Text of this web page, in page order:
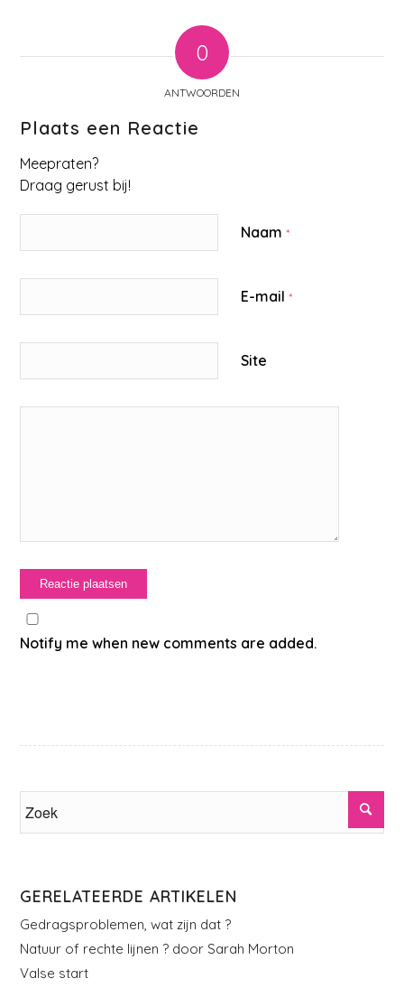
0
ANTWOORDEN
Plaats een Reactie
Meepraten?
Draag gerust bij!
Naam*
E-mail*
Site
Notify me when new comments are added.
GERELATEERDE ARTIKELEN
Gedragsproblemen, wat zijn dat ?
Natuur of rechte lijnen ? door Sarah Morton
Valse start